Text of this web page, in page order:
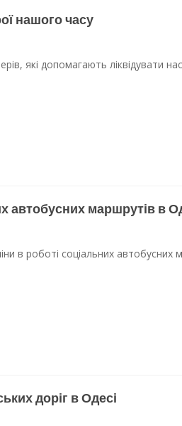
нашого часу
які допомагають ліквідувати
автобусних маршрутів в
в роботі соціальних автобусних
доріг в Одесі